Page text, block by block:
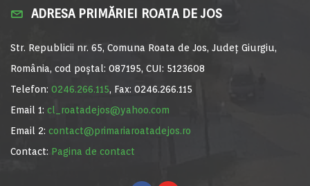
ADRESA PRIMĂRIEI ROATA DE JOS
Str. Republicii nr. 65, Comuna Roata de Jos, Județ Giurgiu,
România, cod poștal: 087195, CUI: 5123608
Telefon: 0246.266.115, Fax: 0246.266.115
Email 1: cl_roatadejos@yahoo.com
Email 2: contact@primariaroatadejos.ro
Contact: Pagina de contact